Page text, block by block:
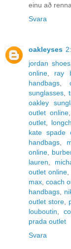
einu að
Svara
oakleyses
jordan shoes
online
ray
handbags
sunglasses
oakley
outlet online
outlet
kate spade
handbags
online
lauren
outlet online,
max coach
handbags
outlet store
louboutin
prada outlet
Svara